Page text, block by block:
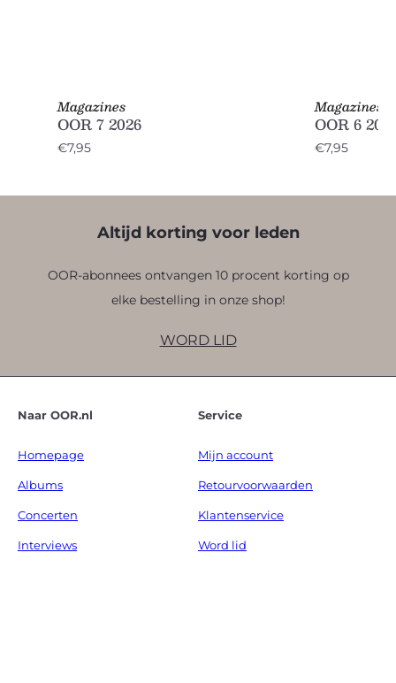
Magazines
OOR 7 2026
€7,95
Magazines
OOR 6
€7,95
Altijd korting voor leden
OOR-abonnees ontvangen 10 procent korting op
elke bestelling in onze shop!
WORD LID
Naar OOR.nl
Homepage
Albums
Concerten
Interviews
Service
Mijn account
Retourvoorwaarden
Klantenservice
Word lid